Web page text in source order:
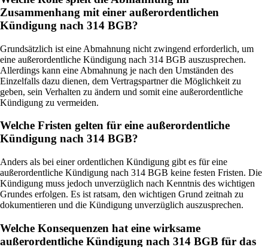
Zusammenhang mit einer außerordentlichen
Kündigung nach 314 BGB?
Grundsätzlich ist eine Abmahnung nicht zwingend erforderlich, um
eine außerordentliche Kündigung nach 314 BGB auszusprechen.
Allerdings kann eine Abmahnung je nach den Umständen des
Einzelfalls dazu dienen, dem Vertragspartner die Möglichkeit zu
geben, sein Verhalten zu ändern und somit eine außerordentliche
Kündigung zu vermeiden.
Welche Fristen gelten für eine außerordentliche
Kündigung nach 314 BGB?
Anders als bei einer ordentlichen Kündigung gibt es für eine
außerordentliche Kündigung nach 314 BGB keine festen Fristen. Die
Kündigung muss jedoch unverzüglich nach Kenntnis des wichtigen
Grundes erfolgen. Es ist ratsam, den wichtigen Grund zeitnah zu
dokumentieren und die Kündigung unverzüglich auszusprechen.
Welche Konsequenzen hat eine wirksame
außerordentliche Kündigung nach 314 BGB für das